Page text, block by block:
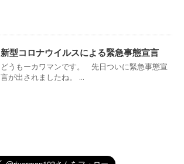
新型コロナウイルスによる緊急事態宣言
どうもーカワマンです。 先日ついに緊急事態宣
言が出されましたね。 ...